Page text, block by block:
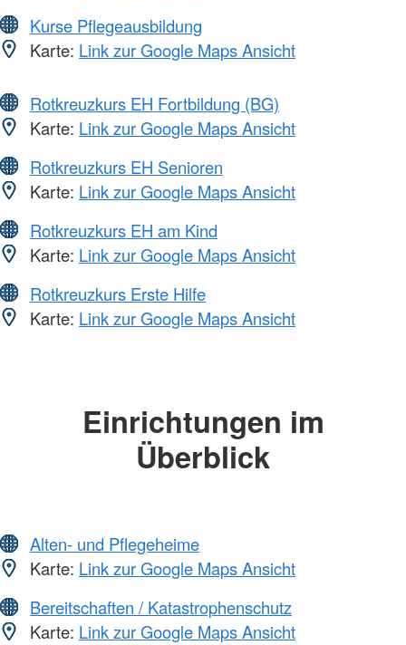
Kurse Pflegeausbildung
Karte: Link zur Google Maps Ansicht
Rotkreuzkurs EH Fortbildung (BG)
Karte: Link zur Google Maps Ansicht
Rotkreuzkurs EH Senioren
Karte: Link zur Google Maps Ansicht
Rotkreuzkurs EH am Kind
Karte: Link zur Google Maps Ansicht
Rotkreuzkurs Erste Hilfe
Karte: Link zur Google Maps Ansicht
Einrichtungen im
Überblick
Alten- und Pflegeheime
Karte: Link zur Google Maps Ansicht
Bereitschaften / Katastrophenschutz
Karte: Link zur Google Maps Ansicht